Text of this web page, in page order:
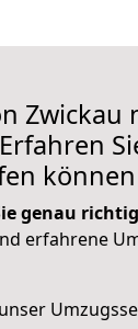
Zwickau
können
genau richtig
erfahrene